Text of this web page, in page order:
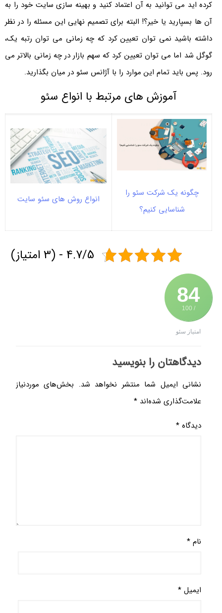
کرده اید می توانید به آن اعتماد کنید و بهینه سازی سایت خود را به
آن ها بسپارید یا خیر؟! البته برای تصمیم نهایی این مسئله را در نظر
داشته باشید نمی توان تعیین کرد که چه زمانی می توان رتبه یک،
گوگل شد اما می توان تعیین کرد که سهم بازار در چه زمانی بالاتر می
رود. پس باید تمام این موارد را با آژانس سئو در میان بگذارید.
آموزش های مرتبط با انواع سئو
چگونه یک شرکت سئو را
شناسایی کنیم؟
انواع روش های سئو سایت
4.7/5 - (3 امتیاز)
84
/ 100
امتیاز سئو
دیدگاهتان را بنویسید
نشانی ایمیل شما منتشر نخواهد شد.
بخش‌های موردنیاز
علامت‌گذاری شده‌اند *
دیدگاه*
نام*
ایمیل*